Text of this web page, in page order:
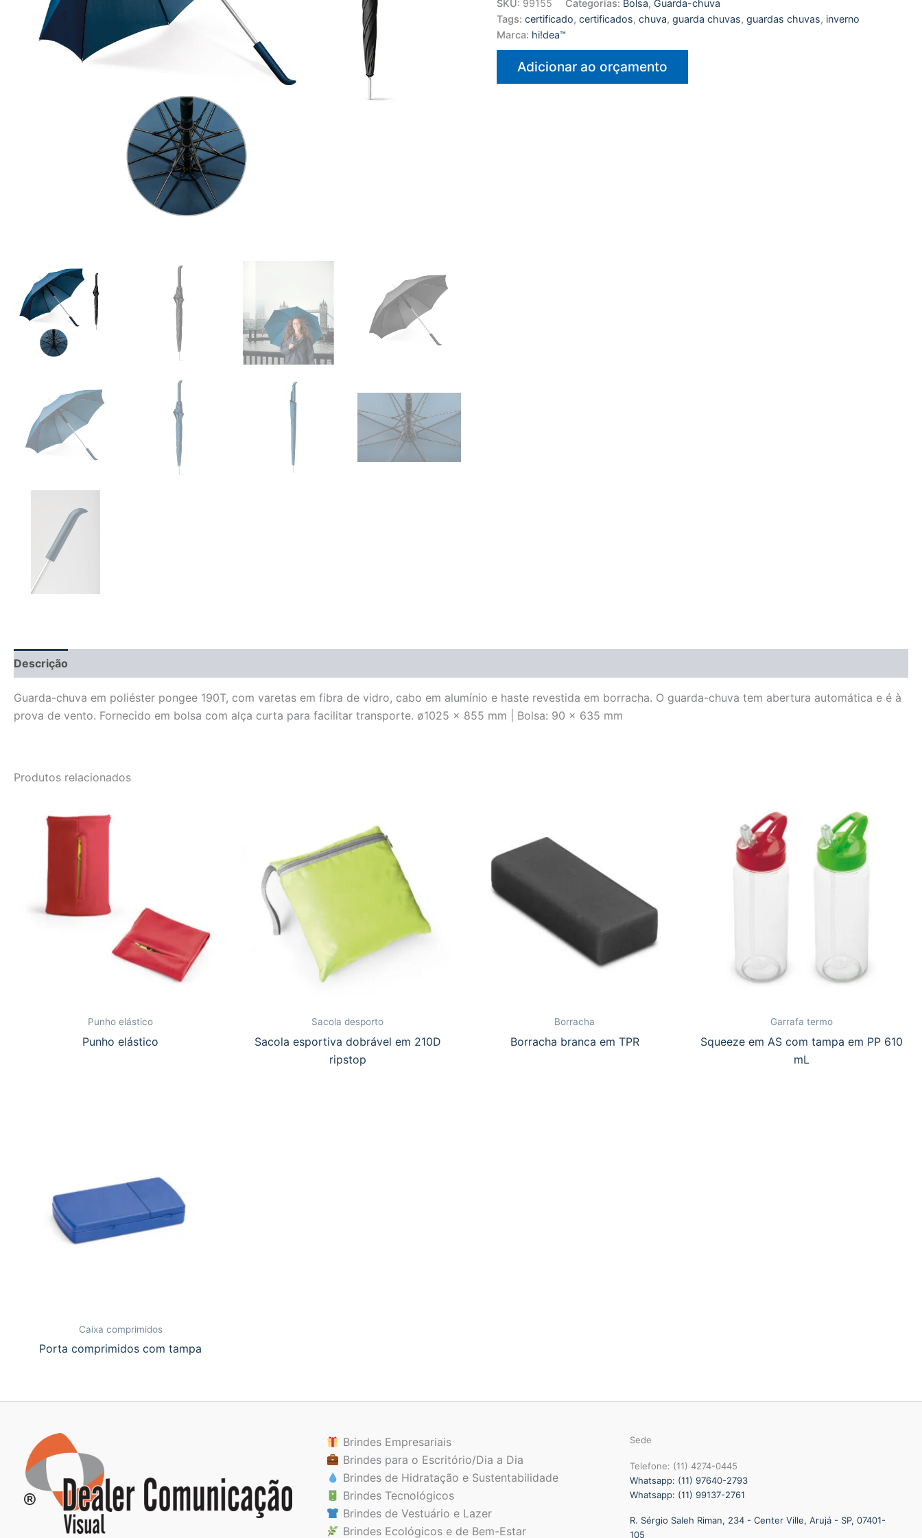
SKU: 99155 Categorias: Bolsa,Guarda-chuva
Tags:certificado,certificados,chuva,guarda chuvas,guardas chuvas, inverno
Marca: hi!dea™
Adicionar ao orçamento
Descrição
Guarda-chuva em poliéster pongee 190T, com varetas em fibra de vidro, cabo em alumínio e haste revestida em borracha. O guarda-chuva tem abertura automática e é à
prova de vento. Fornecido em bolsa com alça curta para facilitar transporte. ø1025 x 855 mm | Bolsa: 90 x 635 mm
Produtos relacionados
Punho elástico
Punho elástico
Sacola desporto
Sacola esportiva dobrável em 210D
ripstop
Borracha
Borracha branca em TPR
Garrafa termo
Squeeze em AS com tampa em PP 610
mL
Caixa comprimidos
Porta comprimidos com tampa
Brindes Empresariais
Brindes para o Escritório/Dia a Dia
Brindes de Hidratação e Sustentabilidade
Brindes Tecnológicos
Brindes de Vestuário e Lazer
Brindes Ecológicos e de Bem-Estar
Sede
Telefone: (11) 4274-0445
Whatsapp: (11) 97640-2793
Whatsapp: (11) 99137-2761
R. Sérgio Saleh Riman, 234 - Center Ville, Arujá - SP, 07401-
105